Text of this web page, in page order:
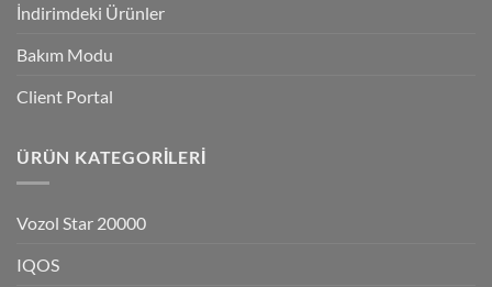
İndirimdeki Ürünler
Bakım Modu
Client Portal
ÜRÜN KATEGORILERI
Vozol Star 20000
IQOS